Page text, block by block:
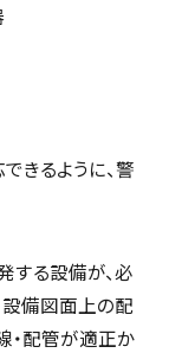
きるように、警
する設備が、必
設備図面上の配
・配管が適正か